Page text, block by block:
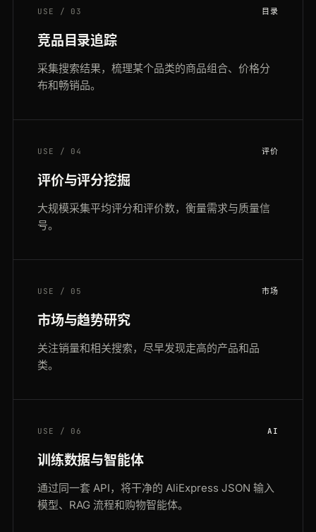
USE / 03 目录
竞品目录追踪
采集搜索结果，梳理某个品类的商品组合、价格分
布和畅销品。
USE / 04 评价
评价与评分挖掘
大规模采集平均评分和评价数，衡量需求与质量信
号。
USE / 05 市场
市场与趋势研究
关注销量和相关搜索，尽早发现走高的产品和品
类。
USE / 06 AI
训练数据与智能体
通过同一套 API，将干净的 AliExpress JSON 输入
模型、RAG 流程和购物智能体。